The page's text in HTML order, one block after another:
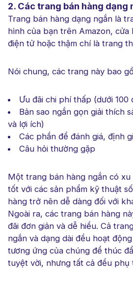
2. Các trang bán hàng dạng
Trang bán hàng dạng ngắn là
hình của bạn trên Amazon, cửa
điện tử hoặc thậm chí là trang
Nói chung, các trang này bao
Ưu đãi chi phí thấp (dưới 100
Bản sao ngắn gọn giải thích
và lợi ích)
Các phần để đánh giá, định
Câu hỏi thường gặp
Một trang bán hàng ngắn có
tốt với các sản phẩm kỹ thuật
hàng trở nên dễ dàng đối với
Ngoài ra, các trang bán hàng
đãi đơn giản và dễ hiểu. Cả
ngắn và dạng dài đều hoạt
tương ứng của chúng để thúc
tuyệt vời, nhưng tất cả đều phụ